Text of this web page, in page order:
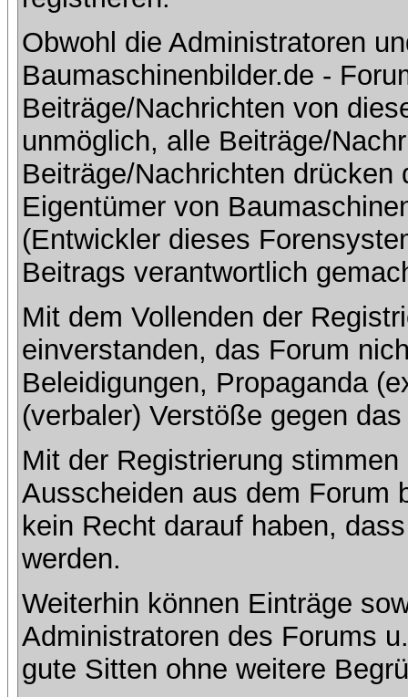
Obwohl die Administratoren
Baumaschinenbilder.de -
Beiträge/Nachrichten von
unmöglich, alle Beiträge/
Beiträge/Nachrichten
Eigentümer von
(Entwickler dieses
Beitrags verantwortlich
Mit dem Vollenden der
einverstanden, das Forum
Beleidigungen, Propaganda
(verbaler) Verstöße gegen
Mit der Registrierung
Ausscheiden aus dem Forum
kein Recht darauf haben,
werden.
Weiterhin können Einträge
Administratoren des Forums
gute Sitten ohne weitere